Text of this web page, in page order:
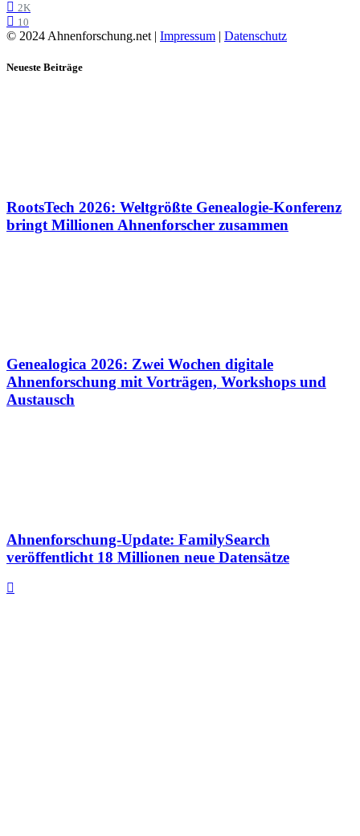
2K
10
© 2024 Ahnenforschung.net | Impressum | Datenschutz
Neueste Beiträge
RootsTech 2026: Weltgrößte Genealogie-Konferenz
bringt Millionen Ahnenforscher zusammen
Genealogica 2026: Zwei Wochen digitale
Ahnenforschung mit Vorträgen, Workshops und
Austausch
Ahnenforschung-Update: FamilySearch
veröffentlicht 18 Millionen neue Datensätze